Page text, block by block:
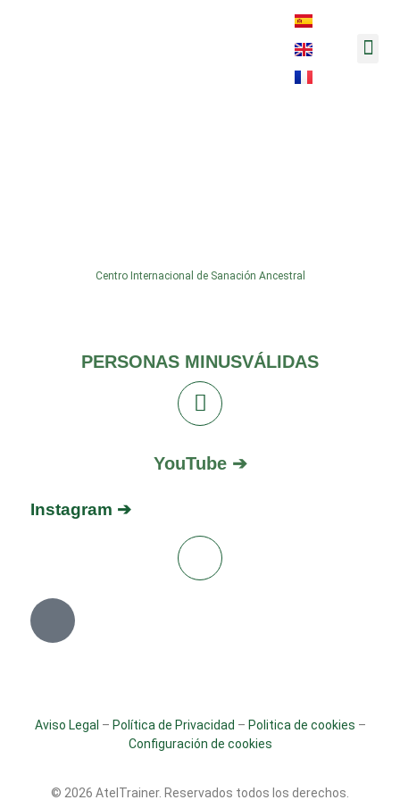
Centro Internacional de Sanación Ancestral
PERSONAS MINUSVÁLIDAS
YouTube ➔
Instagram ➔
Aviso Legal – Política de Privacidad – Politica de cookies –
Configuración de cookies
© 2026 AtelTrainer. Reservados todos los derechos.